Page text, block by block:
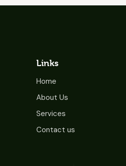
Links
Home
About Us
Services
Contact us